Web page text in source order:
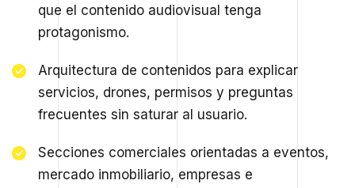
que el contenido audiovisual tenga
protagonismo.
Arquitectura de contenidos para explicar
servicios, drones, permisos y preguntas
frecuentes sin saturar al usuario.
Secciones comerciales orientadas a eventos,
mercado inmobiliario, empresas e